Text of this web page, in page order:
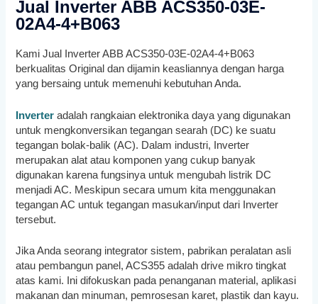
Jual Inverter ABB ACS350-03E-
02A4-4+B063
Kami Jual Inverter ABB ACS350-03E-02A4-4+B063
berkualitas Original dan dijamin keasliannya dengan harga
yang bersaing untuk memenuhi kebutuhan Anda.
Inverter adalah rangkaian elektronika daya yang digunakan
untuk mengkonversikan tegangan searah (DC) ke suatu
tegangan bolak-balik (AC). Dalam industri, Inverter
merupakan alat atau komponen yang cukup banyak
digunakan karena fungsinya untuk mengubah listrik DC
menjadi AC. Meskipun secara umum kita menggunakan
tegangan AC untuk tegangan masukan/input dari Inverter
tersebut.
Jika Anda seorang integrator sistem, pabrikan peralatan asli
atau pembangun panel, ACS355 adalah drive mikro tingkat
atas kami. Ini difokuskan pada penanganan material, aplikasi
makanan dan minuman, pemrosesan karet, plastik dan kayu.